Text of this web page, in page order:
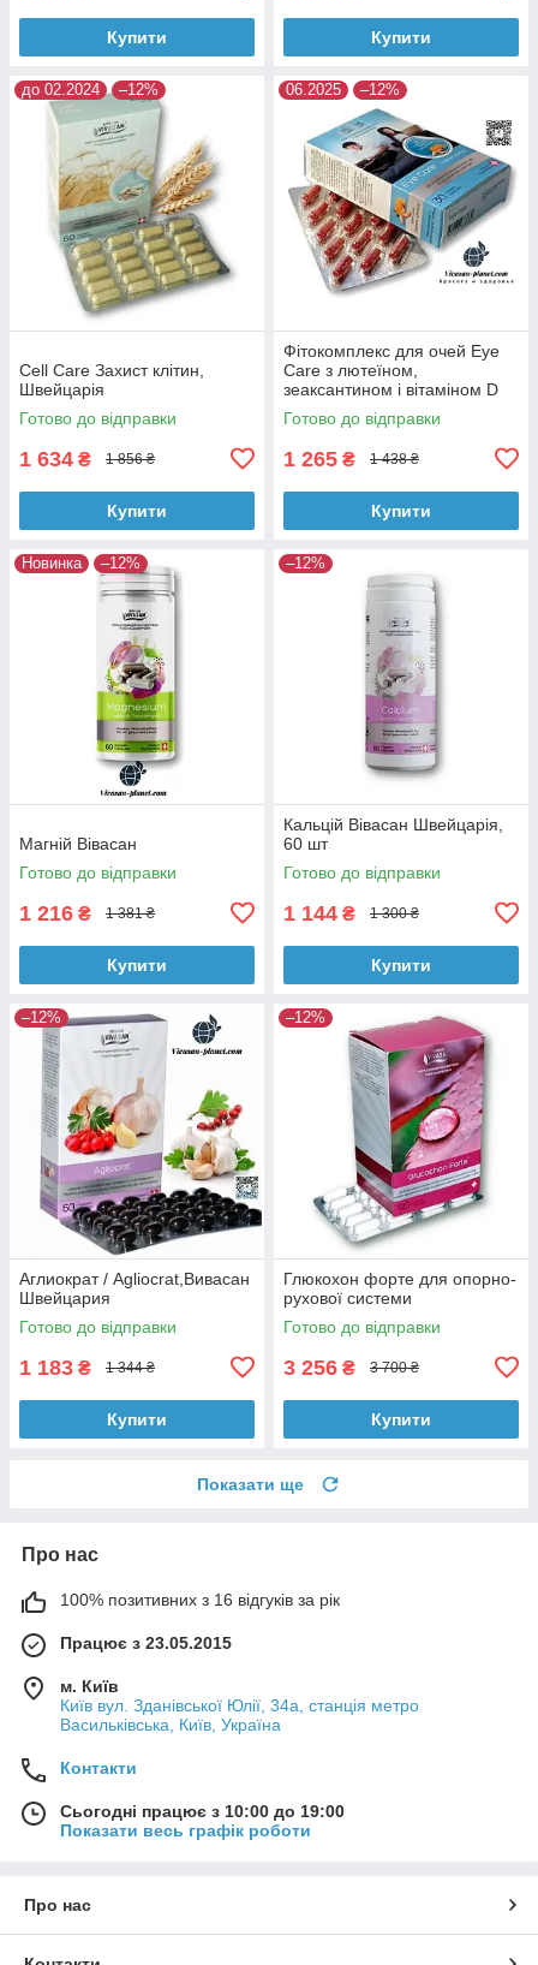
Купити Купити
до 02.2024 –12%
Cell Care Захист клітин,
Швейцарія
Готово до відправки
1 634 ₴ 1 856 ₴
Купити
06.2025 –12%
Фітокомплекс для очей Eye
Care з лютеїном,
зеаксантином і вітаміном D
Вівасан Швейцарія
Готово до відправки
1 265 ₴ 1 438 ₴
Купити
Новинка –12%
Магній Вівасан
Готово до відправки
1 216 ₴ 1 381 ₴
Купити
–12%
Кальцій Вівасан Швейцарія,
60 шт
Готово до відправки
1 144 ₴ 1 300 ₴
Купити
–12%
Аглиократ / Agliocrat,Вивасан
Швейцария
Готово до відправки
1 183 ₴ 1 344 ₴
Купити
–12%
Глюкохон форте для опорно-
рухової системи
Готово до відправки
3 256 ₴ 3 700 ₴
Купити
Показати ще
Про нас
100% позитивних з 16 відгуків за рік
Працює з 23.05.2015
м. Київ
Київ вул. Зданівської Юлії, 34а, станція метро
Васильківська, Київ, Україна
Контакти
Сьогодні працює з 10:00 до 19:00
Показати весь графік роботи
Про нас